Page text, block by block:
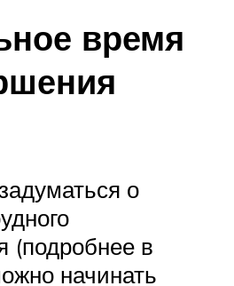
время
о
(подробнее в
начинать